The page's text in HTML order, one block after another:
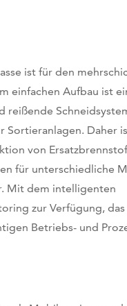
ist für den
einfachen Aufbau ist
reißende
Daher
von
für unterschiedliche
Mit dem intelligenten
zur Verfügung,
Betriebs- und